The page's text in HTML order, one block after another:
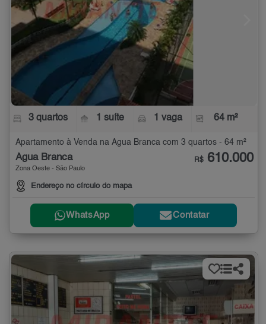
3 quartos 1 suíte 1 vaga 64 m²
Apartamento à Venda na Água Branca com 3 quartos - 64 m²
Água Branca
Zona Oeste - São Paulo
Endereço no círculo do mapa
R$ 610.000
WhatsApp Contatar